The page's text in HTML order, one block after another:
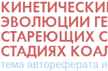
ЭВОЛЮЦИИ
СТАРЕЮЩИХ
СТАДИЯХ
тема автореферата